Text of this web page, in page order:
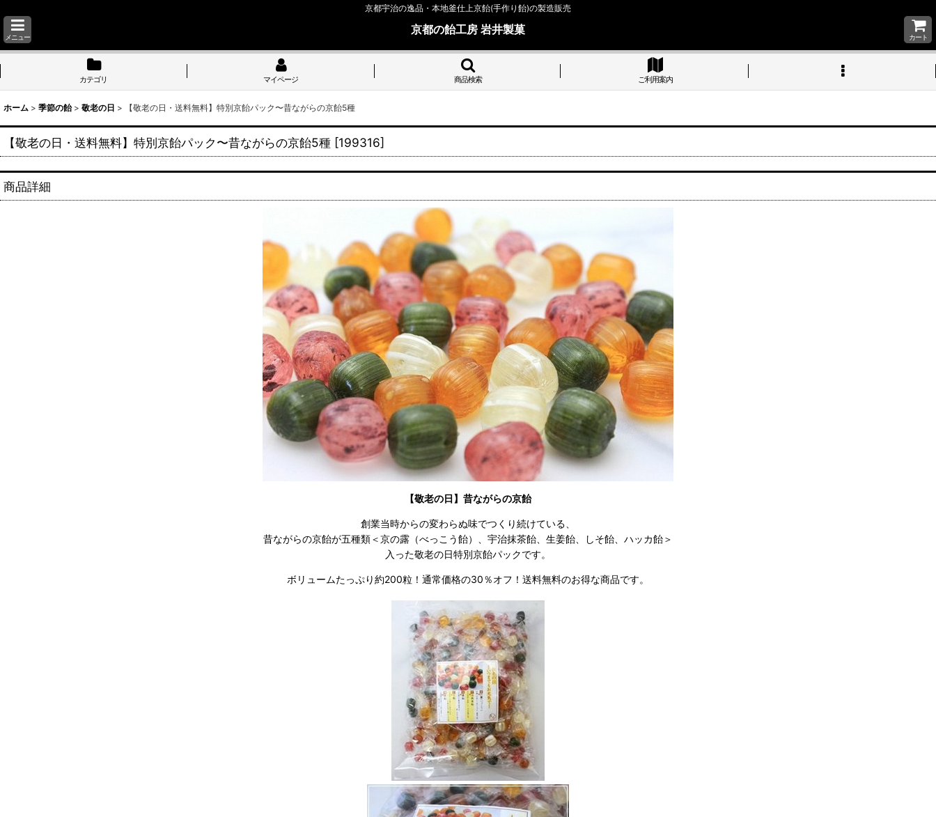
京都宇治の逸品・本地釜仕上京飴(手作り飴)の製造販売
メニュー
京都の飴工房 岩井製菓
カート
カテゴリ マイページ 商品検索 ご利用案内
ホーム > 季節の飴 > 敬老の日 > 【敬老の日・送料無料】特別京飴パック〜昔ながらの京飴5種
【敬老の日・送料無料】特別京飴パック〜昔ながらの京飴5種 [199316]
商品詳細
【敬老の日】昔ながらの京飴
創業当時からの変わらぬ味でつくり続けている、
昔ながらの京飴が五種類＜京の露（べっこう飴）、宇治抹茶飴、生姜飴、しそ飴、ハッカ飴＞
入った敬老の日特別京飴パックです。
ボリュームたっぷり約200粒！通常価格の30％オフ！送料無料のお得な商品です。